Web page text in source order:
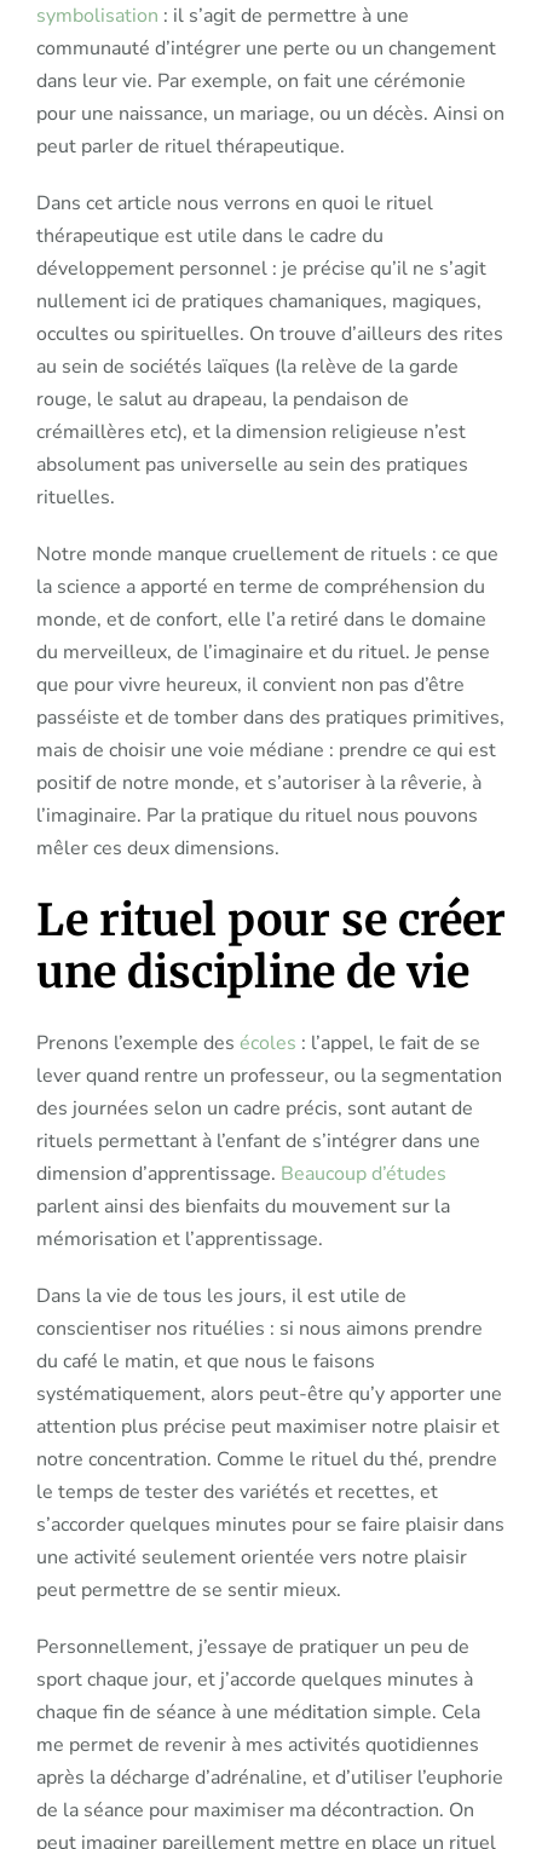
symbolisation : il s’agit de permettre à une
communauté d’intégrer une perte ou un changement
dans leur vie. Par exemple, on fait une cérémonie
pour une naissance, un mariage, ou un décès. Ainsi on
peut parler de rituel thérapeutique.
Dans cet article nous verrons en quoi le rituel
thérapeutique est utile dans le cadre du
développement personnel : je précise qu’il ne s’agit
nullement ici de pratiques chamaniques, magiques,
occultes ou spirituelles. On trouve d’ailleurs des rites
au sein de sociétés laïques (la relève de la garde
rouge, le salut au drapeau, la pendaison de
crémaillères etc), et la dimension religieuse n’est
absolument pas universelle au sein des pratiques
rituelles.
Notre monde manque cruellement de rituels : ce que
la science a apporté en terme de compréhension du
monde, et de confort, elle l’a retiré dans le domaine
du merveilleux, de l’imaginaire et du rituel. Je pense
que pour vivre heureux, il convient non pas d’être
passéiste et de tomber dans des pratiques primitives,
mais de choisir une voie médiane : prendre ce qui est
positif de notre monde, et s’autoriser à la rêverie, à
l’imaginaire. Par la pratique du rituel nous pouvons
mêler ces deux dimensions.
Le rituel pour se créer
une discipline de vie
Prenons l’exemple des écoles : l’appel, le fait de se
lever quand rentre un professeur, ou la segmentation
des journées selon un cadre précis, sont autant de
rituels permettant à l’enfant de s’intégrer dans une
dimension d’apprentissage. Beaucoup d’études
parlent ainsi des bienfaits du mouvement sur la
mémorisation et l’apprentissage.
Dans la vie de tous les jours, il est utile de
conscientiser nos rituélies : si nous aimons prendre
du café le matin, et que nous le faisons
systématiquement, alors peut-être qu’y apporter une
attention plus précise peut maximiser notre plaisir et
notre concentration. Comme le rituel du thé, prendre
le temps de tester des variétés et recettes, et
s’accorder quelques minutes pour se faire plaisir dans
une activité seulement orientée vers notre plaisir
peut permettre de se sentir mieux.
Personnellement, j’essaye de pratiquer un peu de
sport chaque jour, et j’accorde quelques minutes à
chaque fin de séance à une méditation simple. Cela
me permet de revenir à mes activités quotidiennes
après la décharge d’adrénaline, et d’utiliser l’euphorie
de la séance pour maximiser ma décontraction. On
peut imaginer pareillement mettre en place un rituel